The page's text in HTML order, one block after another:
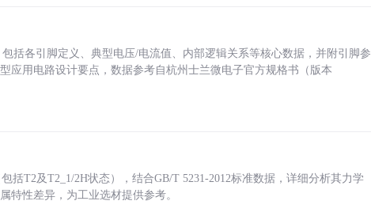
括各引脚定义、典型电压/电流值、内部逻辑关系等核心数据，并附引脚参
应用电路设计要点，数据参考自杭州士兰微电子官方规格书（版本
括T2及T2_1/2H状态），结合GB/T 5231-2012标准数据，详细分析其力学
特性差异，为工业选材提供参考。